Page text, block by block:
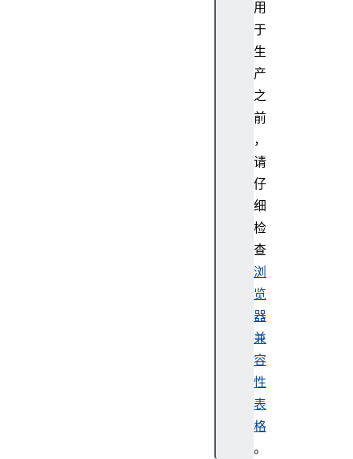
用
于
生
产
之
前
，
请
仔
细
检
查
浏
览
器
兼
容
性
表
格
。